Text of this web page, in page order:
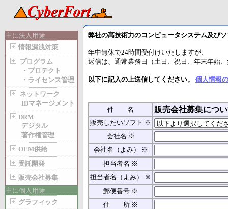
主に法人用途
情報漏洩対策
プログラム
・プロテクト
・ライセンス管理
ネットワーク
IDマネージメント
DRM
デジタル
著作権管理
OEM供給
受託開発
販売会社募集
主に個人用途
グラフィック
弊社の高技術力のコンピュータシステム及び
年中無休で24時間受付けいたしますが、
返信は、通常業務日（土日、祝日、年末年始
以下に記入の上送信してください。 個人情報
件 名 販売会社募集につ
販売したいソフト ※
会社名 ※
会社名（よみ） ※
担当者名 ※
担当者名（よみ） ※
郵便番号 ※
住 所 ※